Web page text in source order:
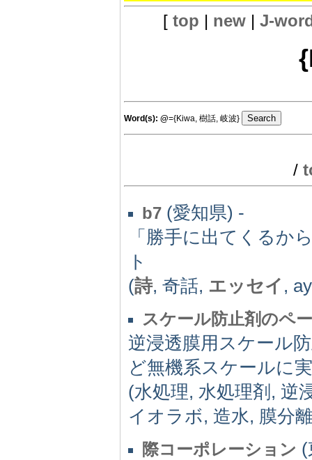
[ top | new| J-
Word(s): @={Kiwa, 樹話, 岐波}
/
b7 (愛知県) -
「勝手に出てくるか
ト
(詩, 奇話, エッセイ ,
スケール防止剤のペ
逆浸透膜用スケール
ど無機系スケールに
(水処理, 水処理剤, 逆
イオラボ, 造水, 膜分
際コーポレーション (